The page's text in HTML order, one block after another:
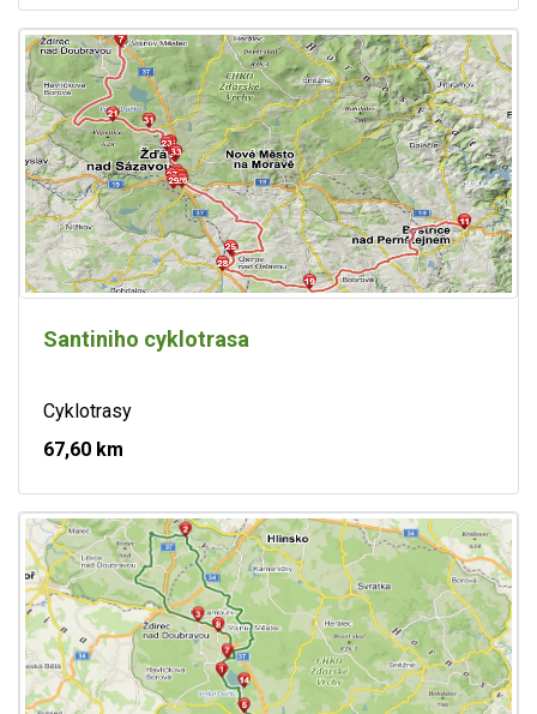
Santiniho cyklotrasa
Cyklotrasy
67,60 km